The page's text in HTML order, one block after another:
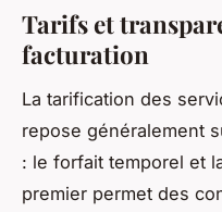
Tarifs et
facturation
La tarification des
repose généralement
: le forfait temporel et
premier permet des